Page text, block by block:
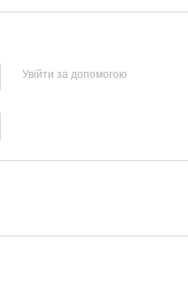
Увійти за допомогою